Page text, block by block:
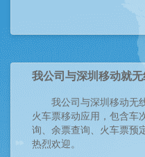
我公司与深圳移动就
我公司与深圳移动无
火车票移动应用，包含车
询、余票查询、火车票预
热烈欢迎。